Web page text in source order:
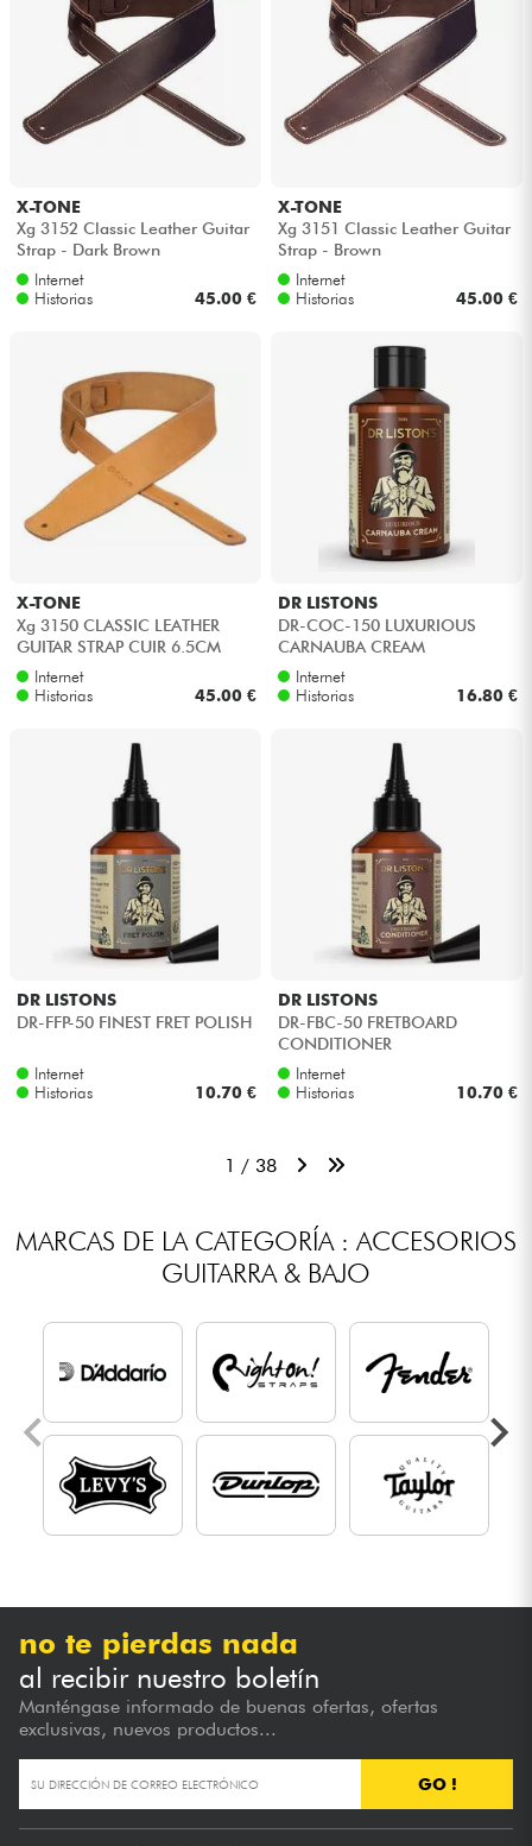
X-TONE
Xg 3152 Classic Leather Guitar
Strap - Dark Brown
Internet
Historias
45.00 €
X-TONE
Xg 3151 Classic Leather Guitar
Strap - Brown
Internet
Historias
45.00 €
X-TONE
Xg 3150 CLASSIC LEATHER
GUITAR STRAP CUIR 6.5CM
BROWNSTONE Caramel
Internet
Historias
45.00 €
DR LISTONS
DR-COC-150 LUXURIOUS
CARNAUBA CREAM
Internet
Historias
16.80 €
DR LISTONS
DR-FFP-50 FINEST FRET POLISH
Internet
Historias
10.70 €
DR LISTONS
DR-FBC-50 FRETBOARD
CONDITIONER
Internet
Historias
10.70 €
1 / 38
MARCAS DE LA CATEGORÍA : ACCESORIOS
GUITARRA & BAJO
no te pierdas nada
al recibir nuestro boletín
Manténgase informado de buenas ofertas, ofertas
exclusivas, nuevos productos...
GO !